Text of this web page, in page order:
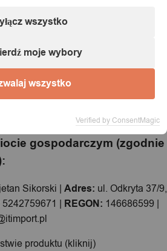
gospodarczym (zgodnie
Sikorski | Adres: ul. Odkryta 37/9,
5242759671 | REGON: 146686599 |
produktu (kliknij)
wszystko
moje wybory
wszystko
Verified by ConsentMagic